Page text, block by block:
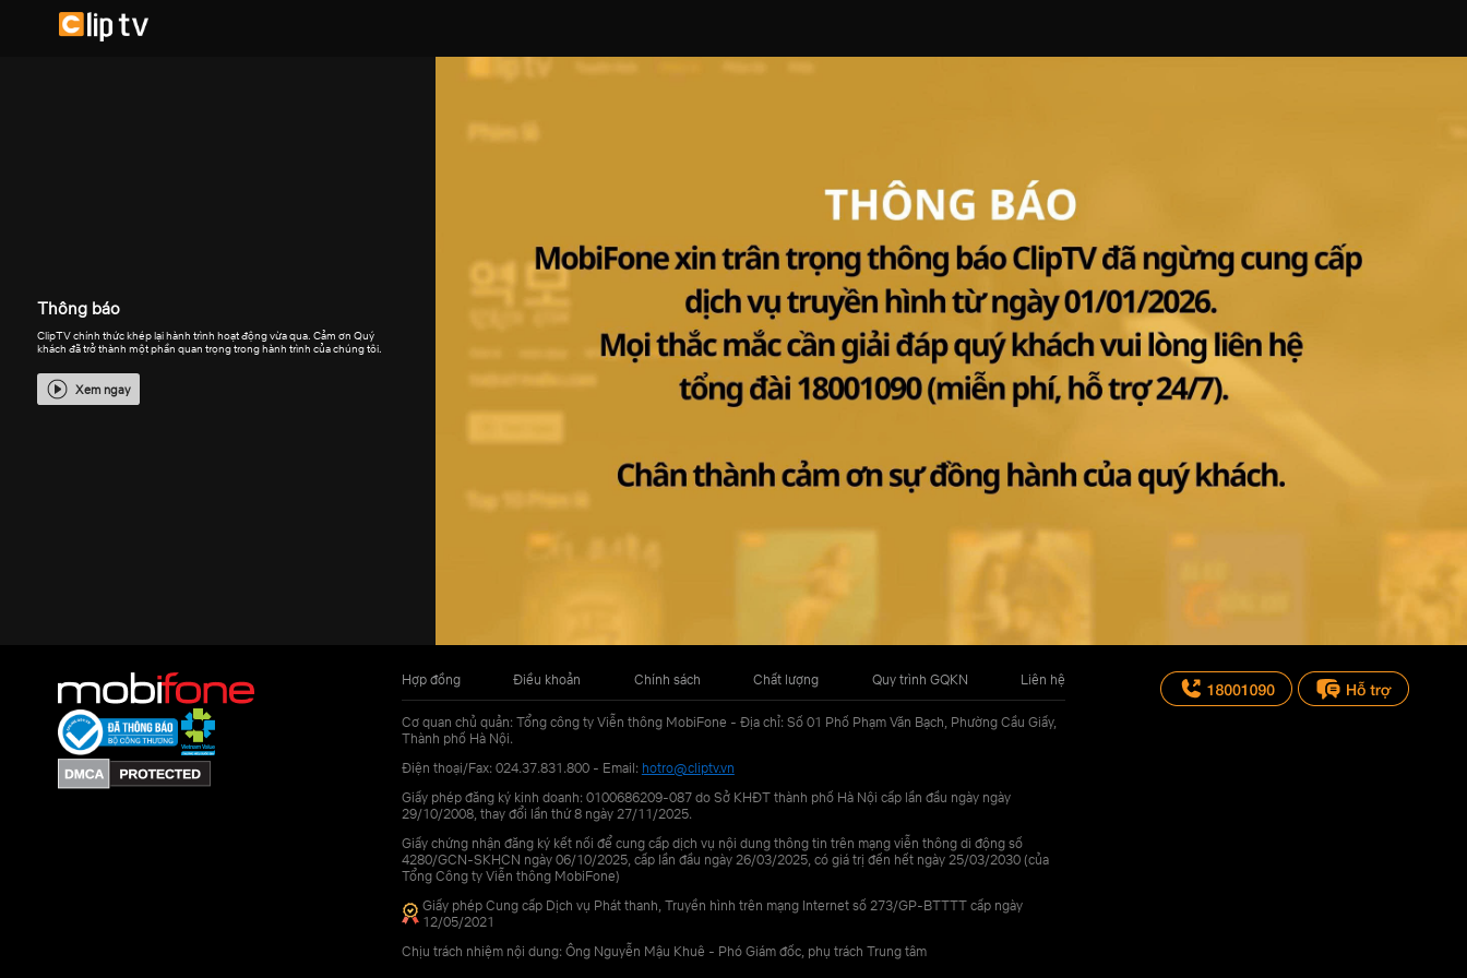
Thông báo
ClipTV chính thức khép lại hành trình hoạt động vừa qua. Cảm ơn Quý
khách đã trở thành một phần quan trọng trong hành trình của chúng tôi.
Xem ngay
Hợp đồng Điều khoản Chính sách Chất lượng Quy trình GQKN Liên hệ
Cơ quan chủ quản: Tổng công ty Viễn thông MobiFone - Địa chỉ: Số 01 Phố Phạm Văn Bạch, Phường Cầu Giấy,
Thành phố Hà Nội.
Điện thoại/Fax: 024.37.831.800 - Email: hotro@cliptv.vn
Giấy phép đăng ký kinh doanh: 0100686209-087 do Sở KHĐT thành phố Hà Nội cấp lần đầu ngày ngày
29/10/2008, thay đổi lần thứ 8 ngày 27/11/2025.
Giấy chứng nhận đăng ký kết nối để cung cấp dịch vụ nội dung thông tin trên mạng viễn thông di động số
4280/GCN-SKHCN ngày 06/10/2025, cấp lần đầu ngày 26/03/2025, có giá trị đến hết ngày 25/03/2030 (của
Tổng Công ty Viễn thông MobiFone)
Giấy phép Cung cấp Dịch vụ Phát thanh, Truyền hình trên mạng Internet số 273/GP-BTTTT cấp ngày
12/05/2021
Chịu trách nhiệm nội dung: Ông Nguyễn Mậu Khuê - Phó Giám đốc, phụ trách Trung tâm